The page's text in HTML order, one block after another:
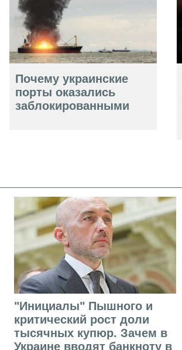
Почему украинские
порты оказались
заблокированными
"Инициалы" Пышного и
критический рост доли
тысячных купюр. Зачем в
Украине вводят банкноту в